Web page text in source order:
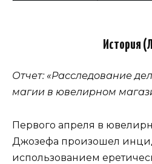
История
Отчет: «Расследование
магии в ювелирном
Первого апреля в
Джозефа произошел
использованием